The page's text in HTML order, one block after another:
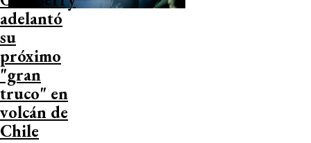
adelantó
su
próximo
"gran
truco" en
volcán de
Chile